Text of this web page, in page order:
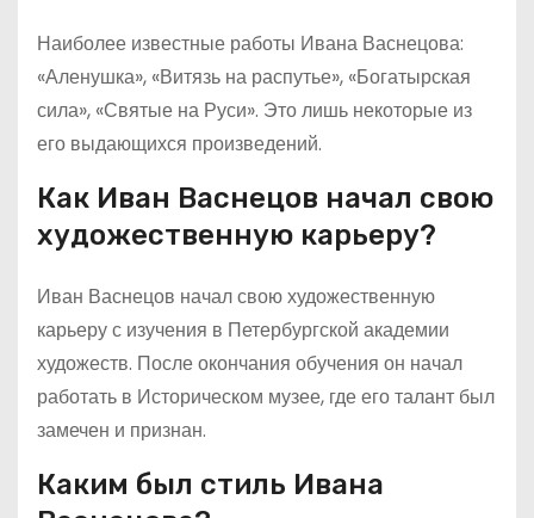
Наиболее известные работы Ивана Васнецова:
«Аленушка», «Витязь на распутье», «Богатырская
сила», «Святые на Руси». Это лишь некоторые из
его выдающихся произведений.
Как Иван Васнецов начал свою
художественную карьеру?
Иван Васнецов начал свою художественную
карьеру с изучения в Петербургской академии
художеств. После окончания обучения он начал
работать в Историческом музее, где его талант был
замечен и признан.
Каким был стиль Ивана